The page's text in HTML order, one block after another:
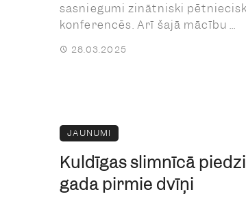
sasniegumi zinātniski
konferencēs. Arī šajā mācību ...
28.03.2025
JAUNUMI
Kuldīgas slimnīcā
gada pirmie dvīņi